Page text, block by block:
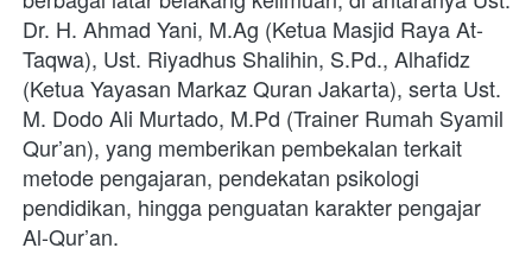
Dr. H. Ahmad Yani, M.Ag (Ketua Masjid Raya At-
Taqwa), Ust. Riyadhus Shalihin, S.Pd., Alhafidz
(Ketua Yayasan Markaz Quran Jakarta), serta Ust.
M. Dodo Ali Murtado, M.Pd (Trainer Rumah Syamil
Qur’an), yang memberikan pembekalan terkait
metode pengajaran, pendekatan psikologi
pendidikan, hingga penguatan karakter pengajar
Al-Qur’an.